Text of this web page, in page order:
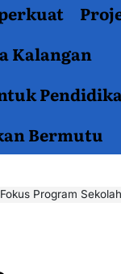
Kalangan
Bermutu
Program